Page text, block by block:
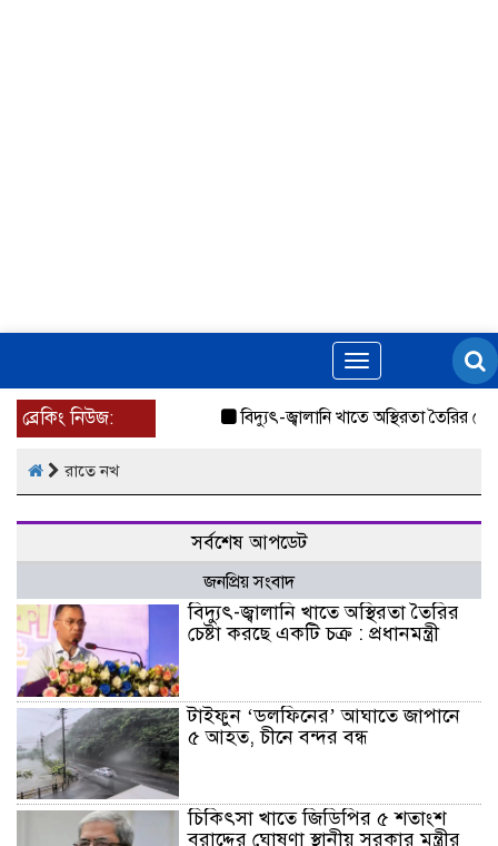
Toggle
navigation
ব্রেকিং নিউজ: বিদ্যুৎ-জ্বালানি খাতে অস্থিরতা তৈরির
রাতে নখ
সর্বশেষ আপডেট
জনপ্রিয় সংবাদ
বিদ্যুৎ-জ্বালানি খাতে অস্থিরতা তৈরির
চেষ্টা করছে একটি চক্র : প্রধানমন্ত্রী
টাইফুন ‘ডলফিনের’ আঘাতে জাপানে
৫ আহত, চীনে বন্দর বন্ধ
চিকিৎসা খাতে জিডিপির ৫ শতাংশ
বরাদ্দের ঘোষণা স্থানীয় সরকার মন্ত্রীর